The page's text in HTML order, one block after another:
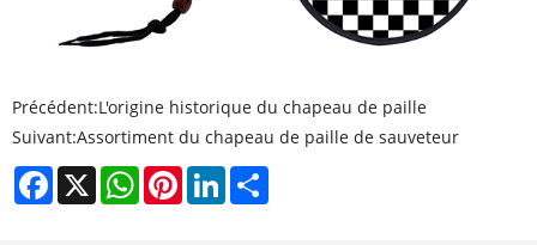
Précédent:L'origine historique du chapeau de paille
Suivant:Assortiment du chapeau de paille de sauveteur
Facebook
X WhatsAppPinterestLinkedIn